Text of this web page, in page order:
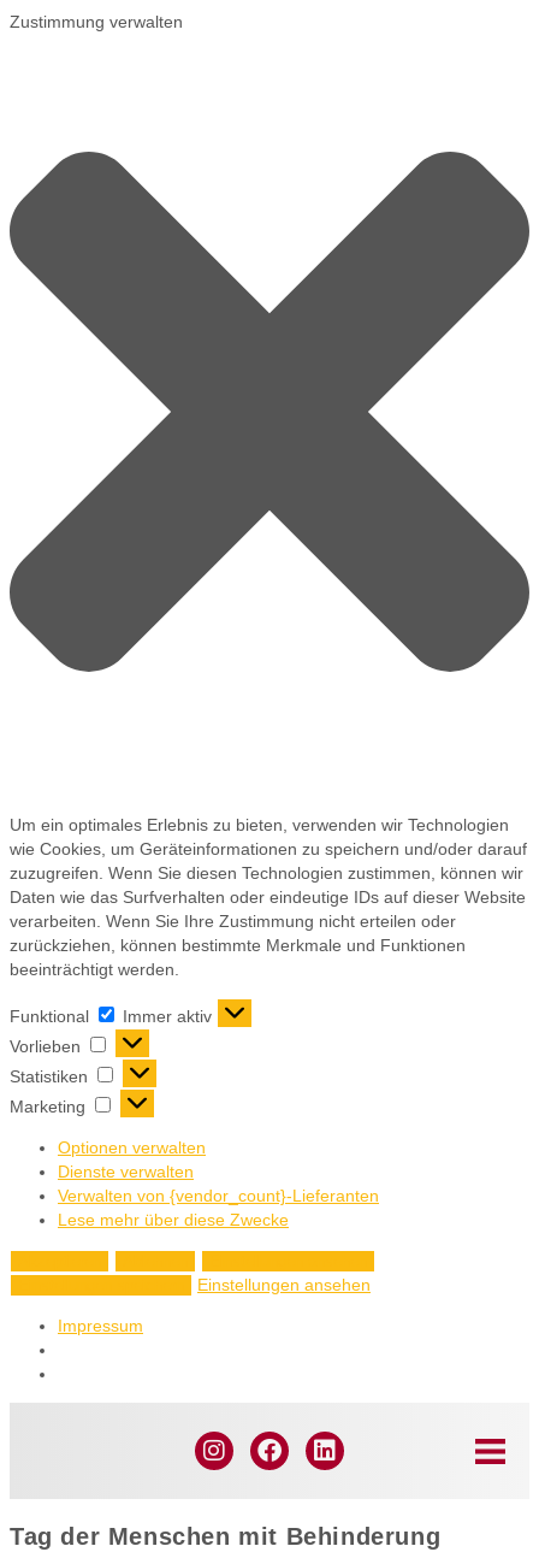
Zustimmung verwalten
Um ein optimales Erlebnis zu bieten, verwenden wir Technologien
wie Cookies, um Geräteinformationen zu speichern und/oder darauf
zuzugreifen. Wenn Sie diesen Technologien zustimmen, können wir
Daten wie das Surfverhalten oder eindeutige IDs auf dieser Website
verarbeiten. Wenn Sie Ihre Zustimmung nicht erteilen oder
zurückziehen, können bestimmte Merkmale und Funktionen
beeinträchtigt werden.
Funktional
Immer aktiv
Vorlieben
Statistiken
Marketing
Optionen verwalten
Dienste verwalten
Verwalten von {vendor_count}-Lieferanten
Lese mehr über diese Zwecke
Einstellungen ansehen
Impressum
Tag der Menschen mit Behinderung